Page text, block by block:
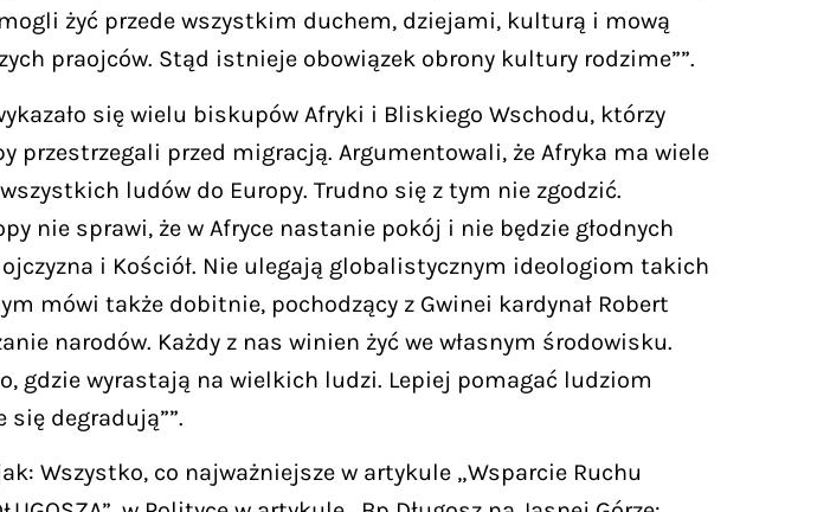
żyć przede wszystkim duchem, dziejami, kulturą i mową
praojców. Stąd istnieje obowiązek obrony kultury rodzime””.
się wielu biskupów Afryki i Bliskiego Wschodu, którzy
przestrzegali przed migracją. Argumentowali, że Afryka ma wiele
ludów do Europy. Trudno się z tym nie zgodzić.
nie sprawi, że w Afryce nastanie pokój i nie będzie głodnych
i Kościół. Nie ulegają globalistycznym ideologiom takich
mówi także dobitnie, pochodzący z Gwinei kardynał Robert
narodów. Każdy z nas winien żyć we własnym środowisku.
gdzie wyrastają na wielkich ludzi. Lepiej pomagać ludziom
degradują””.
Wszystko, co najważniejsze w artykule „Wsparcie Ruchu